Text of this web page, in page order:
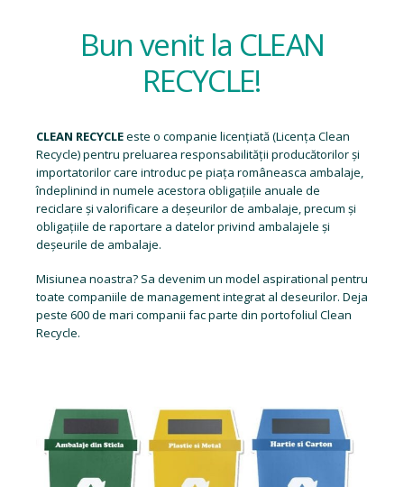
Bun venit la CLEAN
RECYCLE!
CLEAN RECYCLEeste o companie licențiată (Licența Clean
Recycle) pentru preluarea responsabilității producătorilor și
importatorilor care introduc pe piața româneasca ambalaje,
îndeplinind in numele acestora obligațiile anuale de
reciclare și valorificare a deșeurilor de ambalaje, precum și
obligațiile de raportare a datelor privind ambalajele și
deșeurile de ambalaje.
Misiunea noastra? Sa devenim un model aspirational pentru
toate companiile de management integrat al deseurilor. Deja
peste 600 de mari companii fac parte din portofoliul Clean
Recycle.